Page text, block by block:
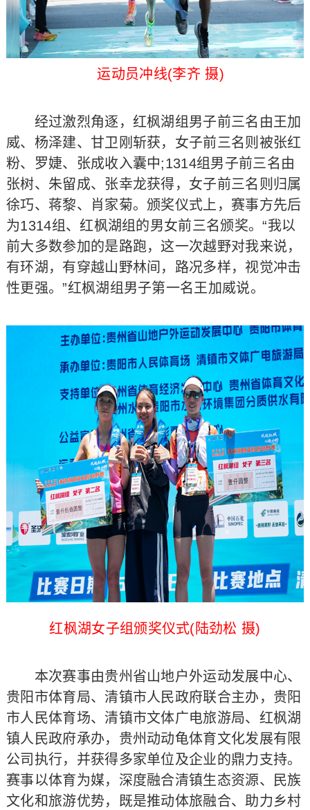
运动员冲线(李齐 摄)
经过激烈角逐，红枫湖组男子前三名由王加
威、杨泽建、甘卫刚斩获，女子前三名则被张红
粉、罗婕、张成收入囊中;1314组男子前三名由
张树、朱留成、张幸龙获得，女子前三名则归属
徐巧、蒋黎、肖家菊。颁奖仪式上，赛事方先后
为1314组、红枫湖组的男女前三名颁奖。“我以
前大多数参加的是路跑，这一次越野对我来说，
有环湖，有穿越山野林间，路况多样，视觉冲击
性更强。”红枫湖组男子第一名王加威说。
红枫湖女子组颁奖仪式(陆劲松 摄)
本次赛事由贵州省山地户外运动发展中心、
贵阳市体育局、清镇市人民政府联合主办，贵阳
市人民体育场、清镇市文体广电旅游局、红枫湖
镇人民政府承办，贵州动动龟体育文化发展有限
公司执行，并获得多家单位及企业的鼎力支持。
赛事以体育为媒，深度融合清镇生态资源、民族
文化和旅游优势，既是推动体旅融合、助力乡村